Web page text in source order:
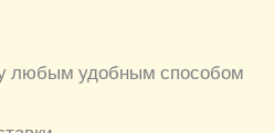
любым удобным способом